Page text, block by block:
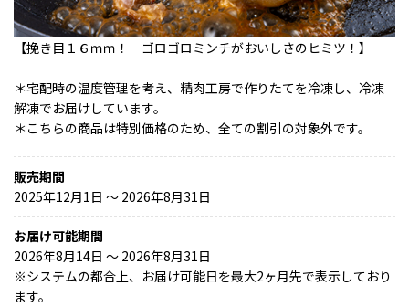
【挽き目１６ｍｍ！ ゴロゴロミンチがおいしさのヒミツ！】
＊宅配時の温度管理を考え、精肉工房で作りたてを冷凍し、冷凍
解凍でお届けしています。
＊こちらの商品は特別価格のため、全ての割引の対象外です。
販売期間
2025年12月1日 〜 2026年8月31日
お届け可能期間
2026年8月14日 ～ 2026年8月31日
※システムの都合上、お届け可能日を最大2ヶ月先で表示しており
ます。